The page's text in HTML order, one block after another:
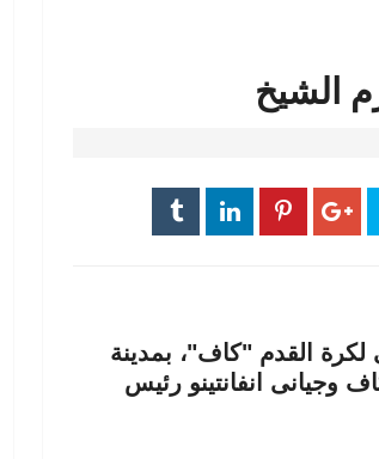
الشيخ
لكرة القدم "كاف"، بمدينة
وجيانى انفانتينو رئيس